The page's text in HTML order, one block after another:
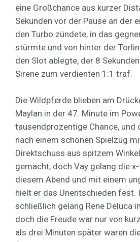
eine Großchance aus kurzer
Sekunden vor der Pause an der
den Turbo zündete, in das
stürmte und von hinter der
den Slot ablegte, der 8
Sirene zum verdienten 1:1 traf.
Die Wildpferde blieben am
Maylan in der 47. Minute im
tausendprozentige Chance, und
nach einem schönen Spielzug
Direktschuss aus spitzem
gemacht, doch Vay gelang die
diesem Abend und mit einem
hielt er das Unentschieden fest.
schließlich gelang Rene Deluca
doch die Freude war nur von
als drei Minuten später waren